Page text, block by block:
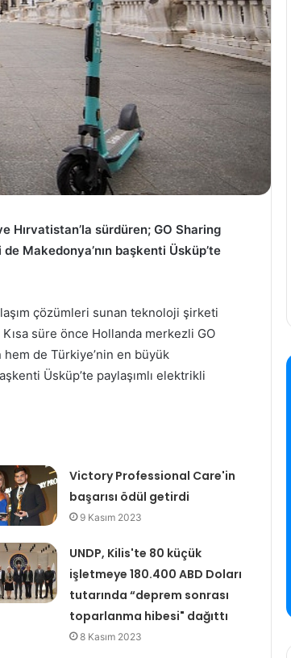
Hırvatistan’la sürdüren; GO Sharing
Makedonya’nın başkenti Üsküp’te
çözümleri sunan teknoloji şirketi
süre önce Hollanda merkezli GO
hem de Türkiye’nin en büyük
Üsküp’te paylaşımlı elektrikli
Victory Professional Care'in
başarısı ödül getirdi
9 Kasım 2023
UNDP, Kilis'te 80 küçük
işletmeye 180.400 ABD Doları
tutarında “deprem sonrası
toparlanma hibesi" dağıttı
8 Kasım 2023